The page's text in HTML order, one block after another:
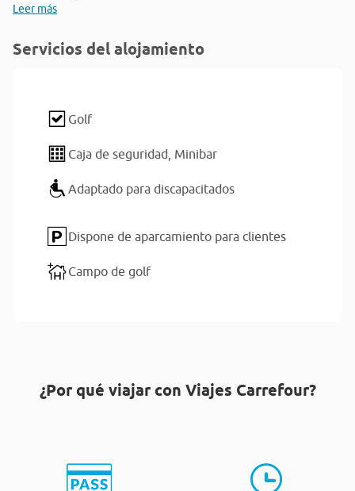
Leer más
Servicios del alojamiento
Golf
Caja de seguridad, Minibar
Adaptado para discapacitados
Dispone de aparcamiento para clientes
Campo de golf
¿Por qué viajar con Viajes Carrefour?